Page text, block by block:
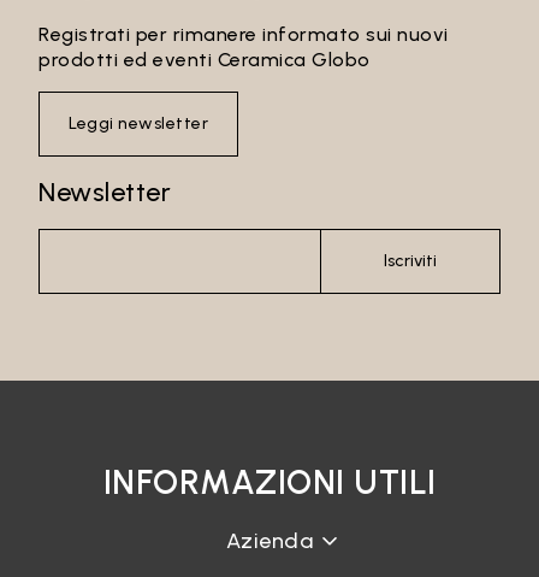
Registrati per rimanere informato sui nuovi
prodotti ed eventi Ceramica Globo
Leggi newsletter
Newsletter
Iscriviti
INFORMAZIONI UTILI
Azienda